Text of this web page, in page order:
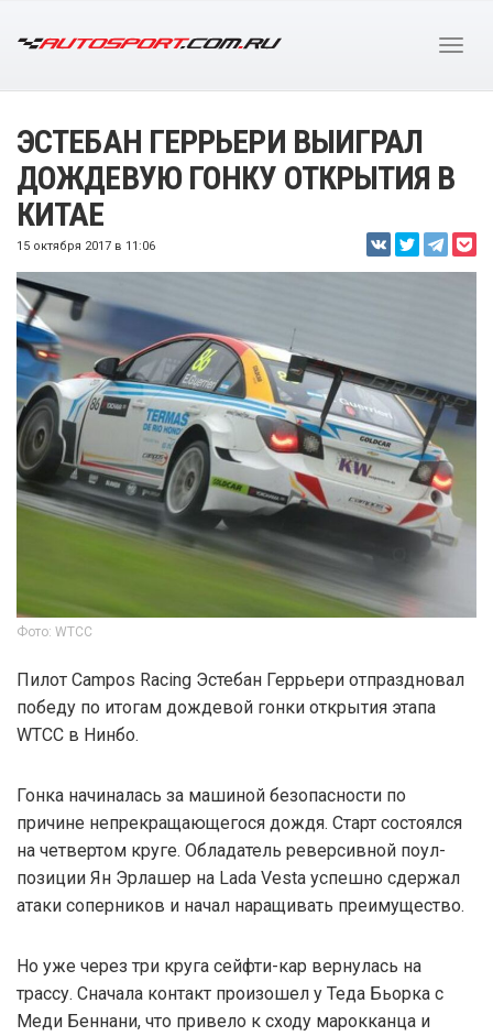
ЭСТЕБАН ГЕРРЬЕРИ ВЫИГРАЛ
ДОЖДЕВУЮ ГОНКУ ОТКРЫТИЯ В
КИТАЕ
15 октября 2017 в 11:06
Фото: WTCC
Пилот Campos Racing Эстебан Геррьери отпраздновал
победу по итогам дождевой гонки открытия этапа
WTCC в Нинбо.
Гонка начиналась за машиной безопасности по
причине непрекращающегося дождя. Старт состоялся
на четвертом круге. Обладатель реверсивной поул-
позиции Ян Эрлашер на Lada Vesta успешно сдержал
атаки соперников и начал наращивать преимущество.
Но уже через три круга сейфти-кар вернулась на
трассу. Сначала контакт произошел у Теда Бьорка с
Меди Беннани, что привело к сходу марокканца и